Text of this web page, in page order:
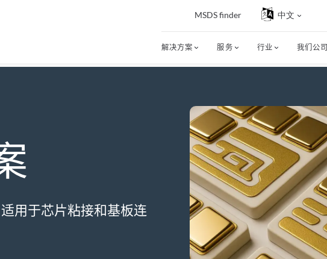
MSDS finder 中文
解决方案 服务 行业 我们公司
用于芯片粘接和基板连